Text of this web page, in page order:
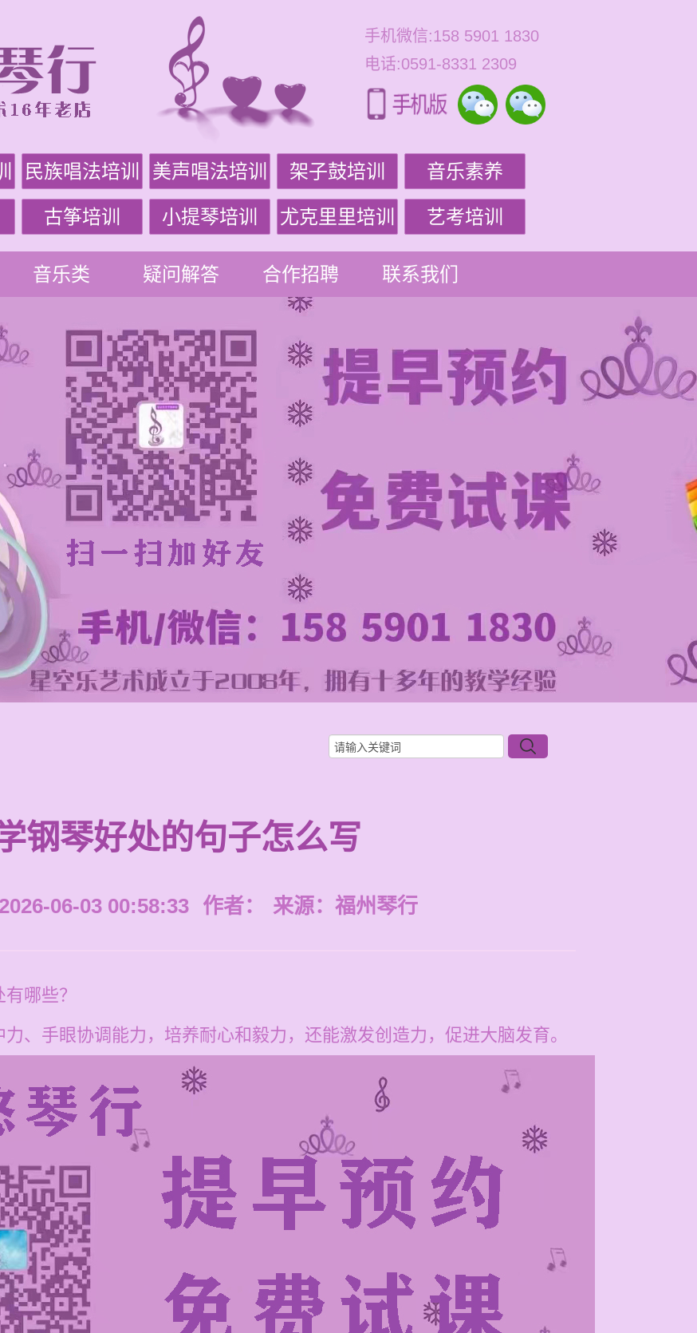
手机微信:158 5901 1830
电话:0591-8331 2309
民族唱法培训 美声唱法培训 架子鼓培训 音乐素养
古筝培训 小提琴培训 尤克里里培训 艺考培训
音乐类 疑问解答 合作招聘 联系我们
钢琴好处的句子怎么写
06-03 00:58:33 作者： 来源： 福州琴行
哪些？
、手眼协调能力，培养耐心和毅力，还能激发创造力，促进大脑发育。